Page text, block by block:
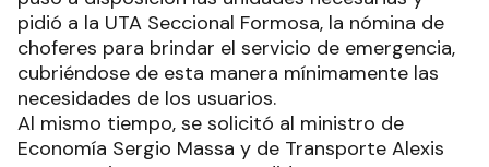
pidió a la UTA Seccional Formosa, la nómina de
choferes para brindar el servicio de emergencia,
cubriéndose de esta manera mínimamente las
necesidades de los usuarios.
Al mismo tiempo, se solicitó al ministro de
Economía Sergio Massa y de Transporte Alexis